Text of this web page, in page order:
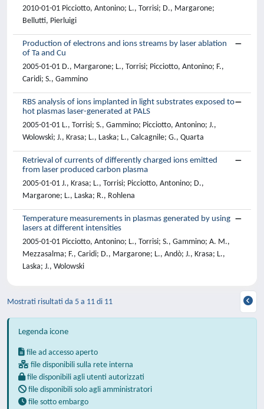
2010-01-01 Picciotto, Antonino; L., Torrisi; D., Margarone;
Bellutti, Pierluigi
Production of electrons and ions streams by laser ablation
of Ta and Cu
2005-01-01 D., Margarone; L., Torrisi; Picciotto, Antonino; F.,
Caridi; S., Gammino
RBS analysis of ions implanted in light substrates exposed to
hot plasmas laser-generated at PALS
2005-01-01 L., Torrisi; S., Gammino; Picciotto, Antonino; J.,
Wolowski; J., Krasa; L., Laska; L., Calcagnile; G., Quarta
Retrieval of currents of differently charged ions emitted
from laser produced carbon plasma
2005-01-01 J., Krasa; L., Torrisi; Picciotto, Antonino; D.,
Margarone; L., Laska; R., Rohlena
Temperature measurements in plasmas generated by using
lasers at different intensities
2005-01-01 Picciotto, Antonino; L., Torrisi; S., Gammino; A. M.,
Mezzasalma; F., Caridi; D., Margarone; L., Andò; J., Krasa; L.,
Laska; J., Wolowski
Mostrati risultati da 5 a 11 di 11
Legenda icone
file ad accesso aperto
file disponibili sulla rete interna
file disponibili agli utenti autorizzati
file disponibili solo agli amministratori
file sotto embargo